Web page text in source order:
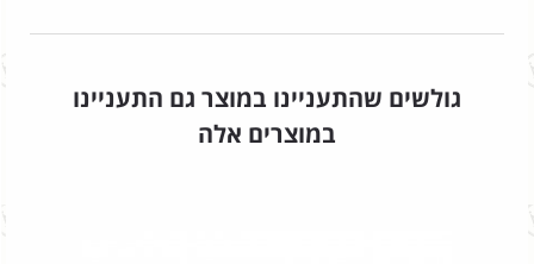
גולשים שהתעניינו במוצר גם התעניינו
במוצרים אלה